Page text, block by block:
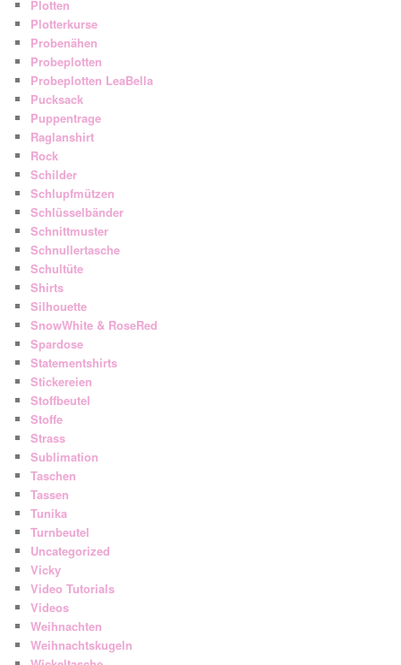
Plotten
Plotterkurse
Probenähen
Probeplotten
Probeplotten LeaBella
Pucksack
Puppentrage
Raglanshirt
Rock
Schilder
Schlupfmützen
Schlüsselbänder
Schnittmuster
Schnullertasche
Schultüte
Shirts
Silhouette
SnowWhite & RoseRed
Spardose
Statementshirts
Stickereien
Stoffbeutel
Stoffe
Strass
Sublimation
Taschen
Tassen
Tunika
Turnbeutel
Uncategorized
Vicky
Video Tutorials
Videos
Weihnachten
Weihnachtskugeln